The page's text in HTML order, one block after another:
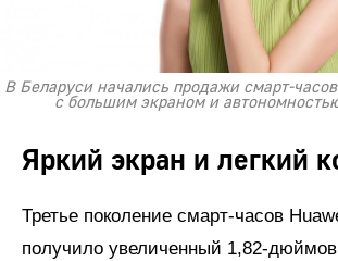
В Беларуси начались продажи смарт-
с большим экраном и
Яркий экран и легкий
Третье поколение смарт-часов
получило увеличенный 1,82-